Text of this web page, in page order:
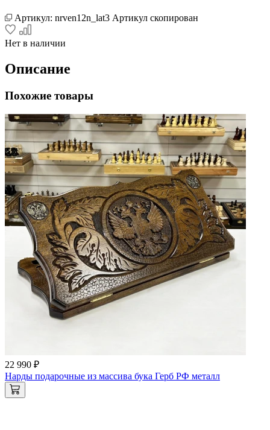
Артикул: nrven12n_lat3 Артикул скопирован
Нет в наличии
Описание
Похожие товары
22 990 ₽
Нарды подарочные из массива бука Герб РФ металл